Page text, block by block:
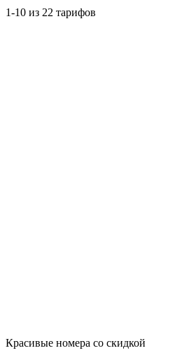
1-10 из 22 тарифов
Красивые номера со скидкой